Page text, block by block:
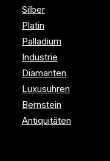
Silber
Platin
Palladium
Industrie
Diamanten
Luxusuhren
Bernstein
Antiquitäten